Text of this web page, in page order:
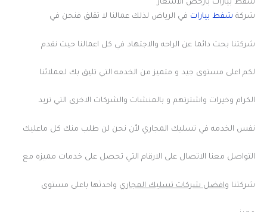
شفط بيارات بارخص الاسعار
شركة شفط بيارات في الرياض لذلك عمالنا لا تقلق فنحن في
شركتنا بحث دائما عن الراحه والاجتهاد في كل اعمالنا حيث نقدم
لكم اعلى مستوى جيد و متميز من الخدمه التي تليق بك لعملائنا
الكرام وخيرات واشترتهم و بالمنشات والشركات الاخرى التي تريد
نفس الخدمه في تسليك المجاري لأن نحن لن طلب منك كل ماعليك
التواصل معنا الاتصال على الارقام التي تحصل على خدمات مميزه مع
شركتنا وافضل شركات تسليك المجاري واحدثها باعلى مستوى